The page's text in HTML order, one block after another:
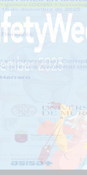
integrada
del 26 al 31 de